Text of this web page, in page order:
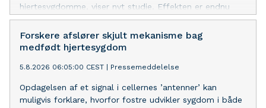
hjertesygdomme, viser nyt studie. Effekten er endnu
stærkere blandt yngre patienter.
Forskere afslører skjult mekanisme bag
medfødt hjertesygdom
5.8.2026 06:05:00 CEST Pressemeddelelse
Opdagelsen af et signal i cellernes ’antenner’ kan
muligvis forklare, hvorfor fostre udvikler sygdom i både